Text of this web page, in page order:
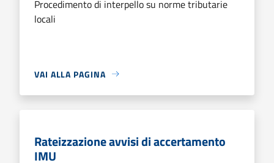
Procedimento di interpello su norme tributarie
locali
VAI ALLA PAGINA
Rateizzazione avvisi di accertamento
IMU